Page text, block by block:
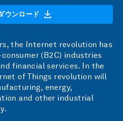
ウンロード
the Internet revolution has
(B2C) industries
financial services. In the
of Things revolution will
energy,
and other industrial